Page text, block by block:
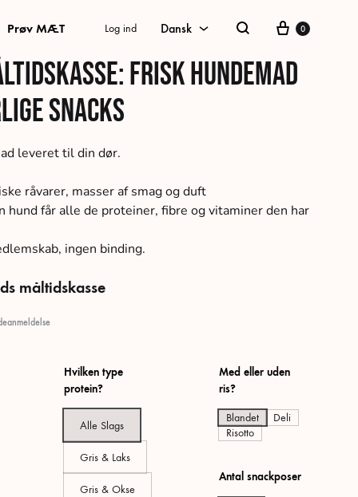
Prøv MÆT Log ind Dansk
Dansk
English
Søg
Kurv
0
Frisk hundemad
snacks
leveret til din dør.
råvarer, masser af smag og duft
hund får alle de proteiner, fibre og vitaminer den har
ingen binding.
måltidskasse
Hvilken type
protein?
Alle Slags
Gris & Laks
Gris & Okse
Med eller uden
ris?
Blandet
Deli
Risotto
Antal snackposer